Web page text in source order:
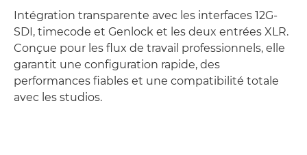
Intégration transparente avec les interfaces 12G-
SDI, timecode et Genlock et les deux entrées XLR.
Conçue pour les flux de travail professionnels, elle
garantit une configuration rapide, des
performances fiables et une compatibilité totale
avec les studios.